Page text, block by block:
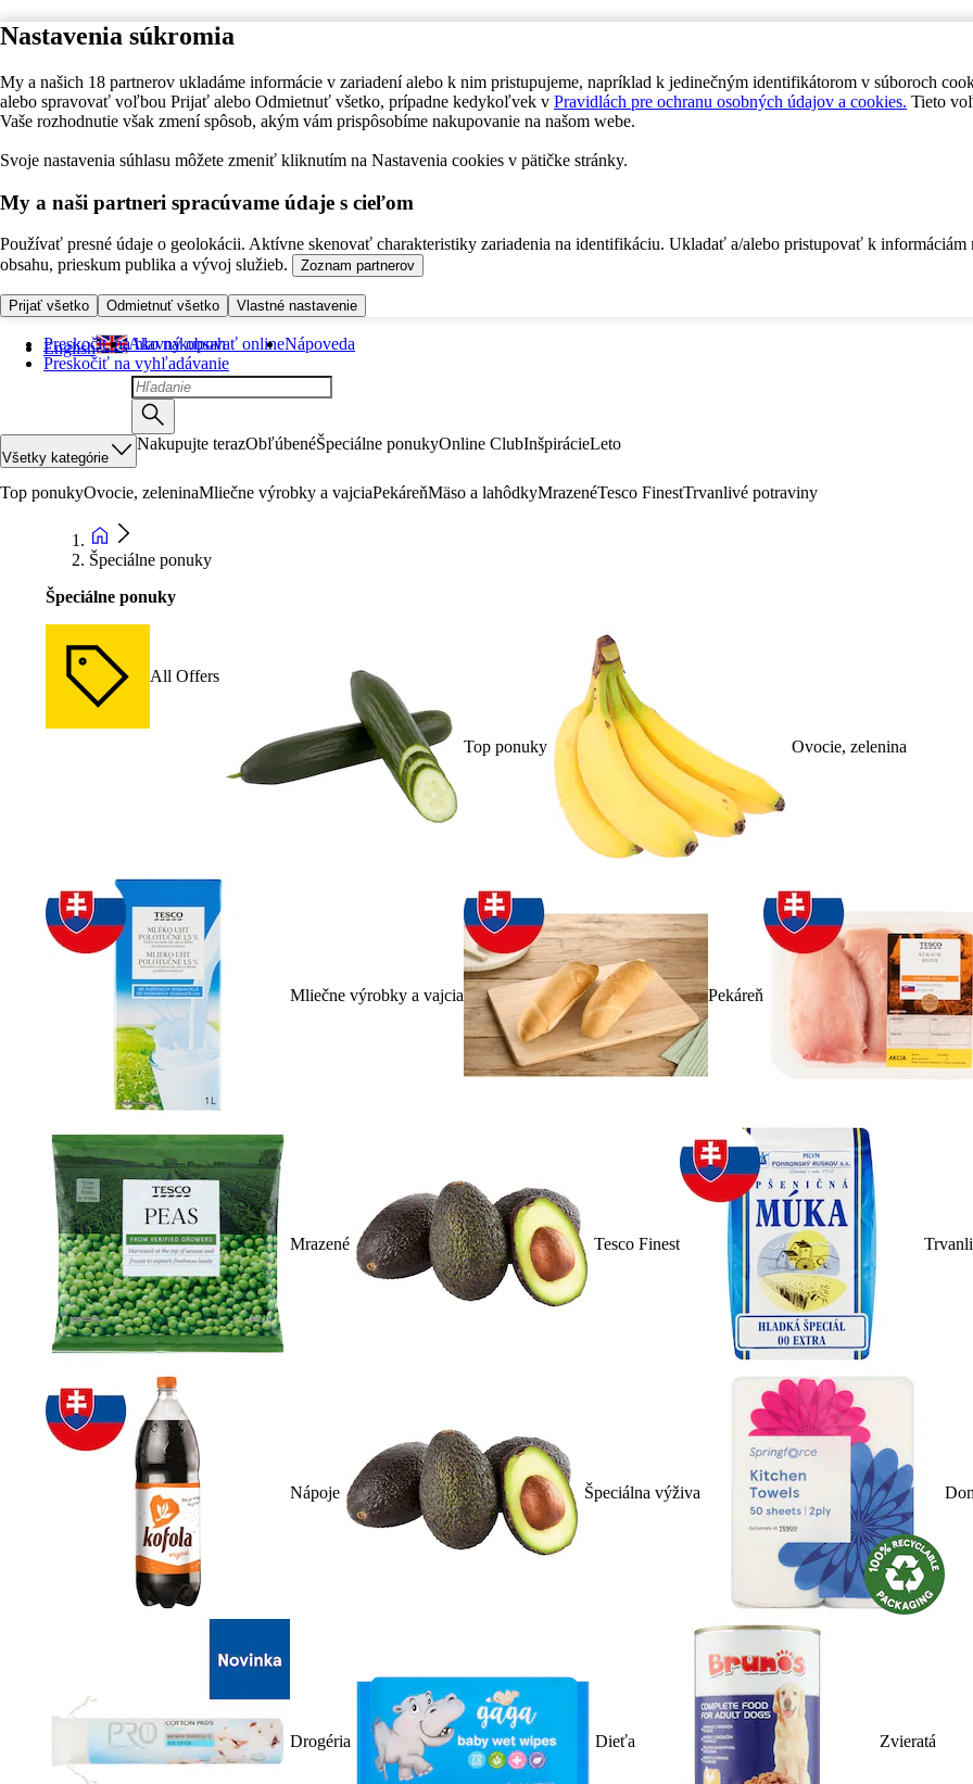
Nastavenia súkromia
My a našich 18 partnerov ukladáme informácie v zariadení alebo k nim pristupujeme, napríklad k jedinečným identifikátorom v súboroch
alebo spravovať voľbou Prijať alebo Odmietnuť všetko, prípadne kedykoľvek v Pravidlách pre ochranu osobných údajov a cookies. Tieto
Vaše rozhodnutie však zmení spôsob, akým vám prispôsobíme nakupovanie na našom webe.
Svoje nastavenia súhlasu môžete zmeniť kliknutím na Nastavenia cookies v pätičke stránky.
My a naši partneri spracúvame údaje s cieľom
Používať presné údaje o geolokácii. Aktívne skenovať charakteristiky zariadenia na identifikáciu. Ukladať a/alebo pristupovať k informáciám
obsahu, prieskum publika a vývoj služieb.
Zoznam partnerov
Prijať všetko Odmietnuť všetko Vlastné nastavenie
Preskočiť na hlavný obsah
Preskočiť na vyhľadávanie
English Ako nakupovať onlineNápoveda
Všetky kategórie
Nakupujte terazObľúbenéŠpeciálne ponukyOnline ClubInšpirácieLeto
Top ponukyOvocie, zeleninaMliečne výrobky a vajciaPekáreňMäso a lahôdkyMrazenéTesco FinestTrvanlivé potraviny
Špeciálne ponuky
Špeciálne ponuky
All Offers
Top ponuky Ovocie, zelenina
Mliečne výrobky a vajcia Pekáreň
Mrazené Tesco Finest
Nápoje Špeciálna výživa
Drogéria Dieťa Zvieratá